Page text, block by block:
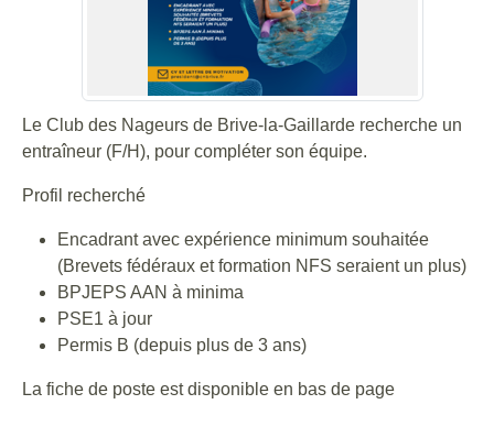
Le Club des Nageurs de Brive-la-Gaillarde recherche un
entraîneur (F/H), pour compléter son équipe.
Profil recherché
Encadrant avec expérience minimum souhaitée
(Brevets fédéraux et formation NFS seraient un plus)
BPJEPS AAN à minima
PSE1 à jour
Permis B (depuis plus de 3 ans)
La fiche de poste est disponible en bas de page